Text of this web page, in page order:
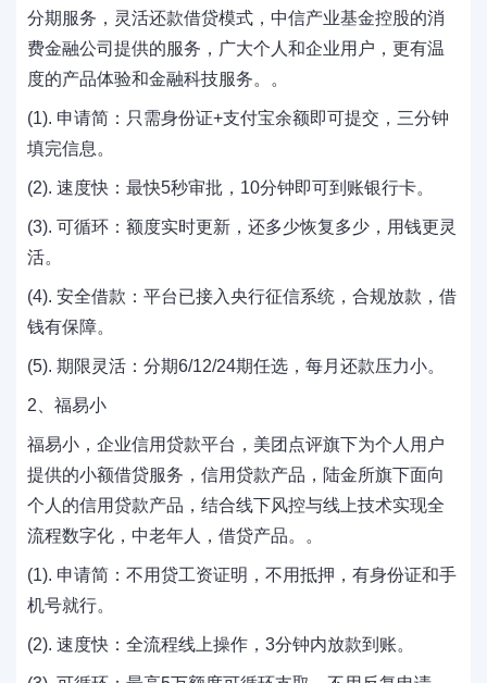
分期服务，灵活还款借贷模式，中信产业基金控股的消
费金融公司提供的服务，广大个人和企业用户，更有温
度的产品体验和金融科技服务。。
(1). 申请简：只需身份证+支付宝余额即可提交，三分钟
填完信息。
(2). 速度快：最快5秒审批，10分钟即可到账银行卡。
(3). 可循环：额度实时更新，还多少恢复多少，用钱更灵
活。
(4). 安全借款：平台已接入央行征信系统，合规放款，借
钱有保障。
(5). 期限灵活：分期6/12/24期任选，每月还款压力小。
2、福易小
福易小，企业信用贷款平台，美团点评旗下为个人用户
提供的小额借贷服务，信用贷款产品，陆金所旗下面向
个人的信用贷款产品，结合线下风控与线上技术实现全
流程数字化，中老年人，借贷产品。。
(1). 申请简：不用贷工资证明，不用抵押，有身份证和手
机号就行。
(2). 速度快：全流程线上操作，3分钟内放款到账。